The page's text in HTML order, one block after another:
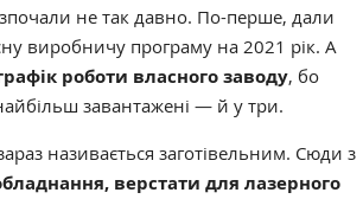
не так давно. По-перше, дали
виробничу програму на 2021 рік. А
роботи власного заводу, бо
завантажені — й у три.
називається заготівельним. Сюди з
верстати для лазерного